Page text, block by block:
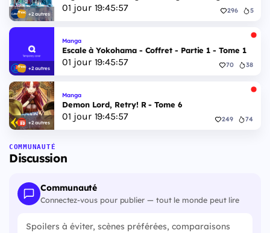
+2 autres
01 jour 19:45:56 296 5
+2 autres
Manga
Escale à Yokohama - Coffret - Partie 1 - Tome 1
01 jour 19:45:56 70 38
+2 autres
Manga
Demon Lord, Retry! R - Tome 6
01 jour 19:45:56 249 74
COMMUNAUTÉ
Discussion
Communauté
Connectez-vous pour publier — tout le monde peut lire